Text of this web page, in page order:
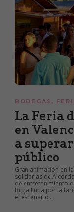
BODEGAS ,
La Feria
en
a
público
Gran animación en
solidarias de
de entretenimiento
Bruja Luna por la
el escenario...